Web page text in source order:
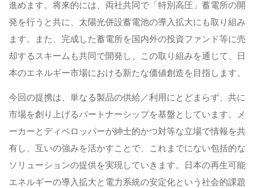
進めます。将来的には、両社共同で「特別高圧」蓄電所の開
発を行うと共に、太陽光併設蓄電池の導入拡大にも取り組み
ます。また、完成した蓄電所を国内外の投資ファンド等に売
却するスキームも共同で開発し、この取り組みを通じて、日
本のエネルギー市場における新たな価値創造を目指します。
今回の提携は、単なる製品の供給／利用にとどまらず、共に
市場を創り上げるパートナーシップを基盤としています。メ
ーカーとディベロッパーが紳士的かつ対等な立場で情報を共
有し、互いの強みを活かすことで、これまでにない包括的な
ソリューションの提供を実現していきます。日本の再生可能
エネルギーの導入拡大と電力系統の安定化という社会的課題